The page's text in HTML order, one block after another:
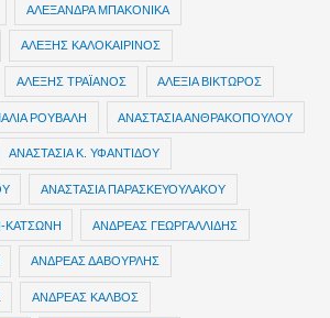
ΑΛΕΞΑΝΔΡΑ ΜΠΑΚΟΝΙΚΑ
ΑΛΕΞΗΣ ΚΑΛΟΚΑΙΡΙΝΟΣ
ΑΛΕΞΗΣ ΤΡΑΪΑΝΟΣ ΑΛΕΞΙΑ ΒΙΚΤΩΡΟΣ
ΡΟΥΒΑΛΗ ΑΝΑΣΤΑΣΙΑ ΑΝΘΡΑΚΟΠΟΥΛΟΥ
ΑΝΑΣΤΑΣΙΑ Κ. ΥΦΑΝΤΙΔΟΥ
ΑΝΑΣΤΑΣΙΑ ΠΑΡΑΣΚΕΥΟΥΛΑΚΟΥ
ΚΑΤΣΩΝΗ ΑΝΔΡΕΑΣ ΓΕΩΡΓΑΛΛΙΔΗΣ
ΑΝΔΡΕΑΣ ΔΑΒΟΥΡΛΗΣ
ΑΝΔΡΕΑΣ ΚΑΛΒΟΣ